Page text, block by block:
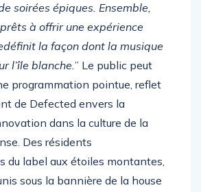
soirées épiques. Ensemble,
à offrir une expérience
la façon dont la musique
l’île blanche.” Le public peut
programmation pointue, reflet
de Defected envers la
dans la culture de la
Des résidents
du label aux étoiles montantes,
sous la bannière de la house